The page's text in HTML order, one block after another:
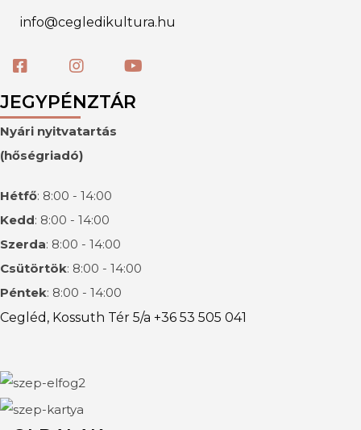
info@cegledikultura.hu
JEGYPÉNZTÁR
Nyári nyitvatartás
(hőségriadó)
Hétfő: 8:00 - 14:00
Kedd: 8:00 - 14:00
Szerda: 8:00 - 14:00
Csütörtök: 8:00 - 14:00
Péntek: 8:00 - 14:00
Cegléd, Kossuth Tér 5/a +36 53 505 041